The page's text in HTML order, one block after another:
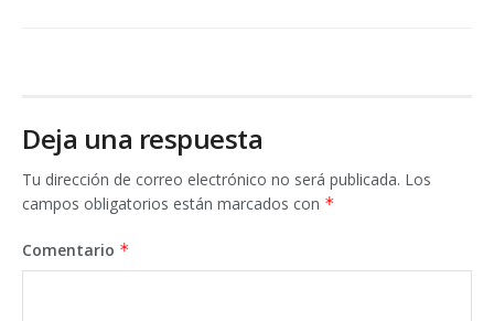
Deja una respuesta
Tu dirección de correo electrónico no será publicada. Los
campos obligatorios están marcados con *
Comentario *